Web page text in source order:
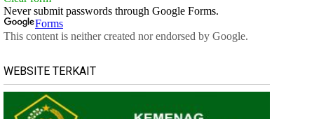
WEBSITE TERKAIT